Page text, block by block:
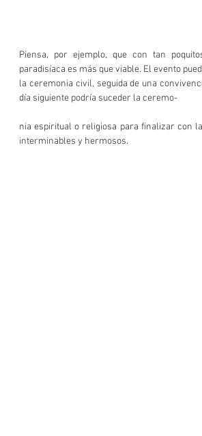
Piensa, por ejemplo, que con tan
paradisíaca es más que viable. El evento
la ceremonia civil, seguida de una
día siguiente podría suceder la ceremo-
nia espiritual o religiosa para finalizar con
interminables y hermosos.